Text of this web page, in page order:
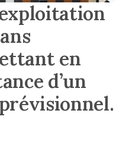
en
d’un